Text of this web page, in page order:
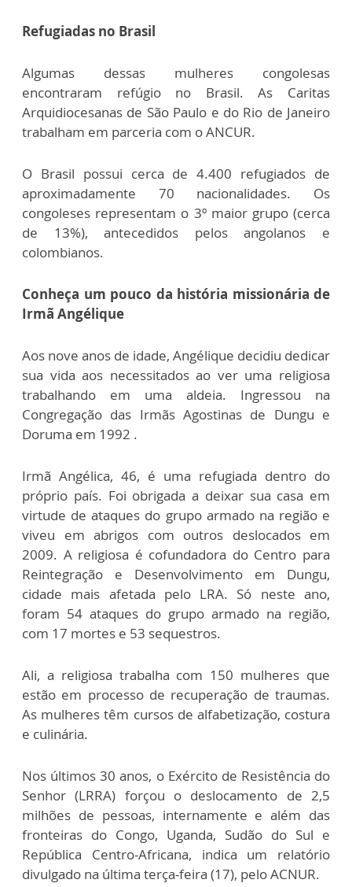
Refugiadas no Brasil
Algumas dessas mulheres congolesas
encontraram refúgio no Brasil. As Caritas
Arquidiocesanas de São Paulo e do Rio de Janeiro
trabalham em parceria com o ANCUR.
O Brasil possui cerca de 4.400 refugiados de
aproximadamente 70 nacionalidades. Os
congoleses representam o 3º maior grupo (cerca
de 13%), antecedidos pelos angolanos e
colombianos.
Conheça um pouco da história missionária de
Irmã Angélique
Aos nove anos de idade, Angélique decidiu dedicar
sua vida aos necessitados ao ver uma religiosa
trabalhando em uma aldeia. Ingressou na
Congregação das Irmãs Agostinas de Dungu e
Doruma em 1992 .
Irmã Angélica, 46, é uma refugiada dentro do
próprio país. Foi obrigada a deixar sua casa em
virtude de ataques do grupo armado na região e
viveu em abrigos com outros deslocados em
2009. A religiosa é cofundadora do Centro para
Reintegração e Desenvolvimento em Dungu,
cidade mais afetada pelo LRA. Só neste ano,
foram 54 ataques do grupo armado na região,
com 17 mortes e 53 sequestros.
Ali, a religiosa trabalha com 150 mulheres que
estão em processo de recuperação de traumas.
As mulheres têm cursos de alfabetização, costura
e culinária.
Nos últimos 30 anos, o Exército de Resistência do
Senhor (LRRA) forçou o deslocamento de 2,5
milhões de pessoas, internamente e além das
fronteiras do Congo, Uganda, Sudão do Sul e
República Centro-Africana, indica um relatório
divulgado na última terça-feira (17), pelo ACNUR.